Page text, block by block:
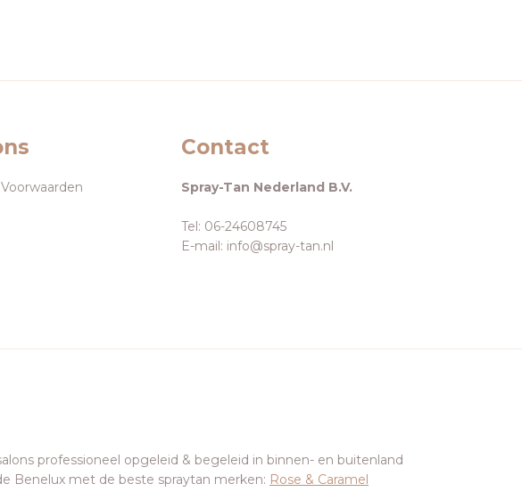
Contact
Spray-Tan Nederland B.V.
Tel: 06-24608745
E-mail: info@spray-tan.nl
professioneel opgeleid & begeleid in binnen- en buitenland
Benelux met de beste spraytan merken: Rose & Caramel